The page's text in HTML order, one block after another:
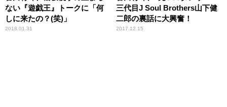
ない『遊戯王』トークに「何
しに来たの？(笑)」
2018.01.31
三代目J Soul Brothers山下健
二郎の裏話に大興奮！
2017.12.15